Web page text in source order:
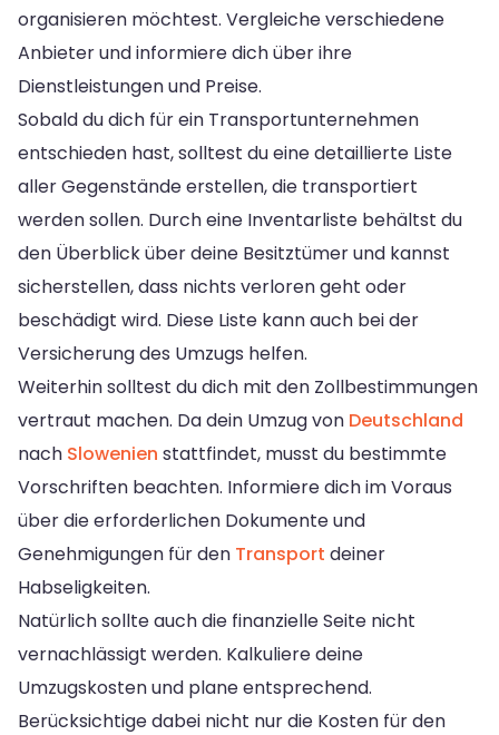
organisieren möchtest. Vergleiche verschiedene
Anbieter und informiere dich über ihre
Dienstleistungen und Preise.
Sobald du dich für ein Transportunternehmen
entschieden hast, solltest du eine detaillierte Liste
aller Gegenstände erstellen, die transportiert
werden sollen. Durch eine Inventarliste behältst du
den Überblick über deine Besitztümer und kannst
sicherstellen, dass nichts verloren geht oder
beschädigt wird. Diese Liste kann auch bei der
Versicherung des Umzugs helfen.
Weiterhin solltest du dich mit den Zollbestimmungen
vertraut machen. Da dein Umzug von Deutschland
nach Slowenien stattfindet, musst du bestimmte
Vorschriften beachten. Informiere dich im Voraus
über die erforderlichen Dokumente und
Genehmigungen für den Transport deiner
Habseligkeiten.
Natürlich sollte auch die finanzielle Seite nicht
vernachlässigt werden. Kalkuliere deine
Umzugskosten und plane entsprechend.
Berücksichtige dabei nicht nur die Kosten für den